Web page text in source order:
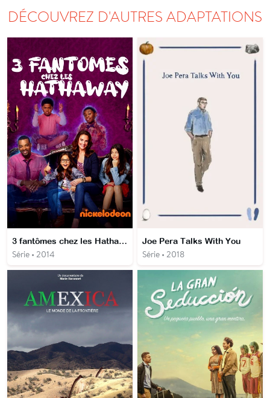
DÉCOUVREZ D'AUTRES ADAPTATIONS
3 fantômes chez les Hathaway
Série • 2014
Joe Pera Talks With You
Série • 2018